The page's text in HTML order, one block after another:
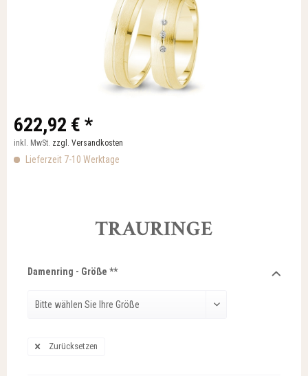
622,92 € *
inkl. MwSt. zzgl. Versandkosten
Lieferzeit 7-10 Werktage
TRAURINGE
Damenring - Größe **
Zurücksetzen